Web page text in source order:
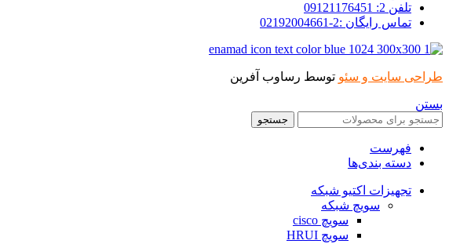
تلفن 2: 09121176451
تماس رایگان :2-02192004661
طراحی سایت و سئو توسط رساوب آفرین
بستن
جستجو
فهرست
دسته بندی‌ها
تجهیزات اکتیو شبکه
سویچ شبکه
سویچ cisco
سویچ HRUI